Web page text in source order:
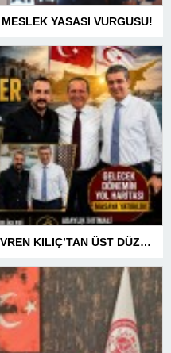
YASASI VURGUSU!
KKTC’DE KRİTİK TEMASLAR! EVREN KILIÇ’TAN ÜST DÜZEY ZİRVELER